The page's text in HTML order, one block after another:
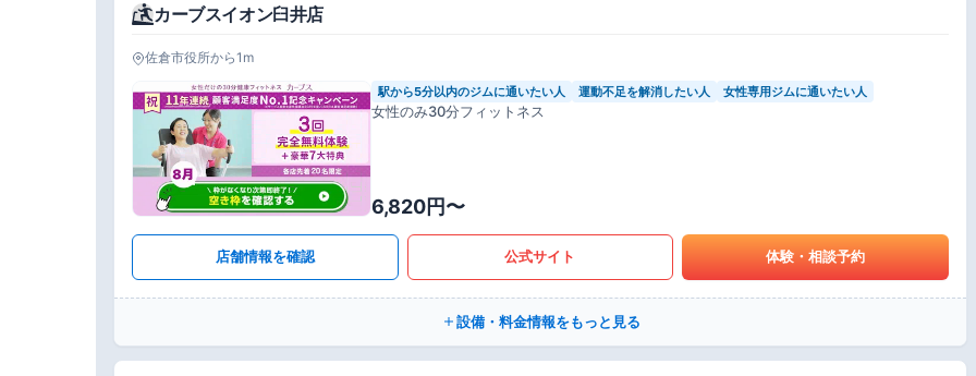
カーブスイオン臼井店
佐倉市役所から1m
駅から5分以内のジムに通いたい人 運動不足を解消したい人 女性専用ジムに通いたい人
女性のみ30分フィットネス
6,820円〜
店舗情報を確認 公式サイト 体験・相談予約
設備・料金情報をもっと見る